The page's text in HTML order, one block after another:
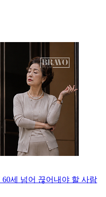
세 넘어 끊어내야 할 사람